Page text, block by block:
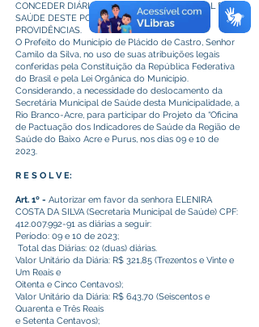
CONCEDER DIÁRIAS A SECRETÁRIA MUNICIPAL DE
SAÚDE DESTE PODER E DAS OUTRAS
PROVIDÊNCIAS.
O Prefeito do Município de Plácido de Castro, Senhor
Camilo da Silva, no uso de suas atribuições legais
conferidas pela Constituição da República Federativa
do Brasil e pela Lei Orgânica do Município.
Considerando, a necessidade do deslocamento da
Secretária Municipal de Saúde desta Municipalidade, a
Rio Branco-Acre, para participar do Projeto da “Oficina
de Pactuação dos Indicadores de Saúde da Região de
Saúde do Baixo Acre e Purus, nos dias 09 e 10 de
2023.
R E S O L V E:
Art. 1º - Autorizar em favor da senhora ELENIRA
COSTA DA SILVA (Secretaria Municipal de Saúde) CPF:
412.007.992-91 as diárias a seguir:
Período: 09 e 10 de 2023;
Total das Diárias: 02 (duas) diárias.
Valor Unitário da Diária: R$ 321,85 (Trezentos e Vinte e
Um Reais e
Oitenta e Cinco Centavos);
Valor Unitário da Diária: R$ 643,70 (Seiscentos e
Quarenta e Três Reais
e Setenta Centavos);